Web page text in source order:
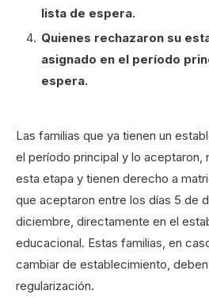
lista de espera.
Quienes rechazaron su
asignado en el período
espera.
Las familias que ya tienen un
el período principal y lo aceptaron,
esta etapa y tienen derecho a
que aceptaron entre los días 5 de
diciembre, directamente en el
educacional. Estas familias, en
cambiar de establecimiento,
regularización.